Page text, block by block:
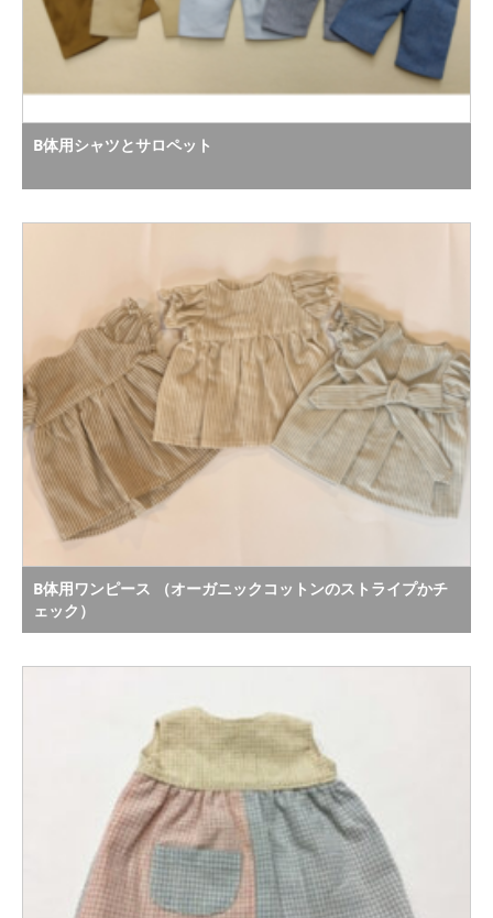
B体用シャツとサロペット
B体用ワンピース （オーガニックコットンのストライプかチ
ェック）